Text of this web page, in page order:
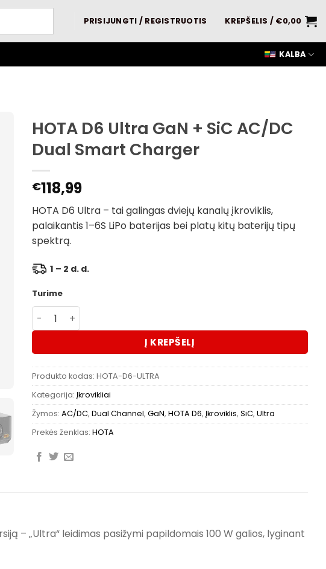
PRISIJUNGTI / REGISTRUOTIS KREPŠELIS / €0,00
KALBA
HOTA D6 Ultra GaN + SiC AC/DC
Dual Smart Charger
€118,99
HOTA D6 Ultra – tai galingas dviejų kanalų įkroviklis,
palaikantis 1–6S LiPo baterijas bei platų kitų baterijų tipų
spektrą.
1 – 2 d. d.
Turime
produkto kiekis: HOTA D6 Ultra GaN + SiC AC/DC Dual Smart
Į KREPŠELĮ
Produkto kodas: HOTA-D6-ULTRA
Kategorija: Įkrovikliai
Žymos: AC/DC, Dual Channel, GaN, HOTA D6, Įkroviklis, SiC, Ultra
Prekės ženklas: HOTA
– „Ultra“ leidimas pasižymi papildomais 100 W galios, lyginant